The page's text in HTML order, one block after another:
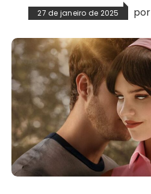
27 de janeiro de 2025 por